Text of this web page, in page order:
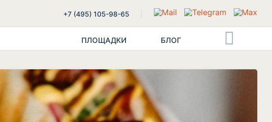
+7 (495) 105-98-65
ПЛОЩАДКИ БЛОГ